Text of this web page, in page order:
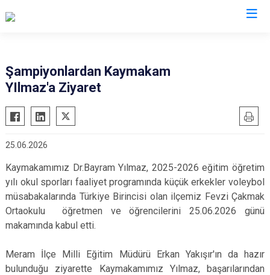
Ahırlı
Akören
Altınekin
Beyşehir
Bozkır
Çeltik
Cihanbeyli
Derbent
Doğanhisar
Hadim
Halkapınar
Hüyük
Ilgın
Karapınar
Seydişehir
Taşkent
Tuzlukçu
Şampiyonlardan Kaymakam
YIlmaz'a Ziyaret
25.06.2026
Kaymakamımız Dr.Bayram Yılmaz, 2025-2026 eğitim öğretim
yılı okul sporları faaliyet programında küçük erkekler voleybol
müsabakalarında Türkiye Birincisi olan ilçemiz Fevzi Çakmak
Ortaokulu öğretmen ve öğrencilerini 25.06.2026 günü
makamında kabul etti.
Meram İlçe Milli Eğitim Müdürü Erkan Yakışır'ın da hazır
bulunduğu ziyarette Kaymakamımız Yılmaz, başarılarından